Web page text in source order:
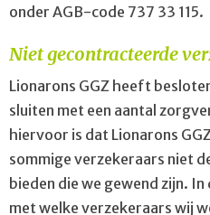
onder AGB-code 737 33 115.
Niet gecontracteerde
Lionarons GGZ heeft
sluiten met een aantal
hiervoor is dat Lionarons
sommige verzekeraars niet
bieden die we gewend zijn. In
met welke verzekeraars wij